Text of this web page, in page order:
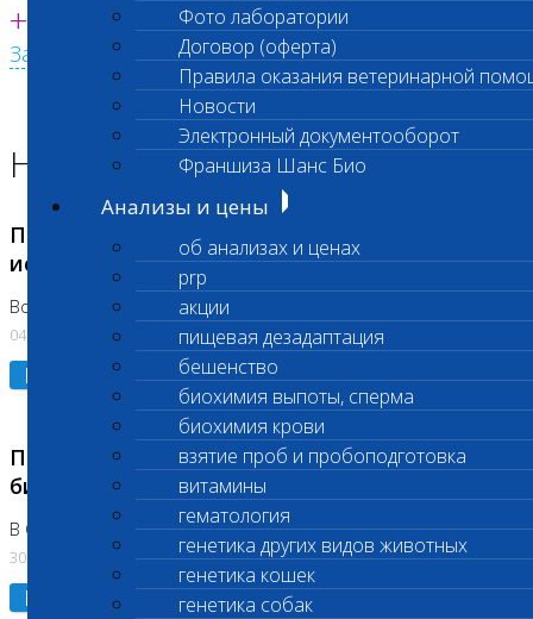
+7 495 260 0 260
Заказать звонок с сайта
Фото лаборатории
Договор (оферта)
Правила оказания ветеринарной
Новости
Электронный документооборот
Франшиза Шанс Био
Анализы и цены
об анализах и ценах
prp
акции
пищевая дезадаптация
бешенство
биохимия выпоты, сперма
биохимия крови
взятие проб и пробоподготовка
витамины
гематология
генетика других видов животных
генетика кошек
генетика собак
Главная страница
Новости лаборатории
Приостановка срочных биохимических
исследований
Во Владыкино
04.08.2026
Подробнее
Приостановлено выполнение срочных
биохимических исследований
В Сколково. Код (123,309,310)
30.07.2026
Подробнее